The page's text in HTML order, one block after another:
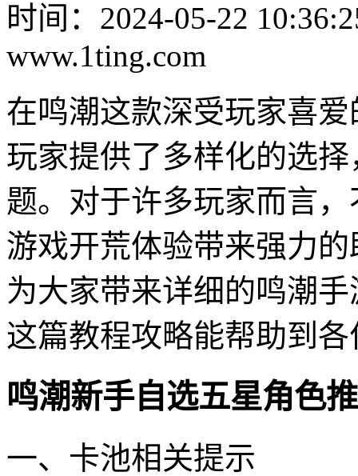
时间：2024-05-22
www.1ting.com
在鸣潮这款深受玩家喜
玩家提供了多样化的选
题。对于许多玩家而言
游戏开荒体验带来强力
为大家带来详细的鸣潮
这篇教程攻略能帮助到
鸣潮新手自选五星角色
一、卡池相关提示